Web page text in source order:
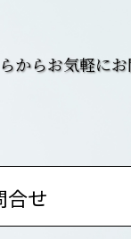
からお気軽にお
合せ